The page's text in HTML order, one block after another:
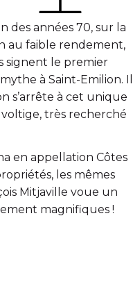
des années 70, sur la
au faible rendement,
signent le premier
à Saint-Emilion. Il
s’arrête à cet unique
très recherché
en appellation Côtes
les mêmes
Mitjaville voue un
magnifiques !